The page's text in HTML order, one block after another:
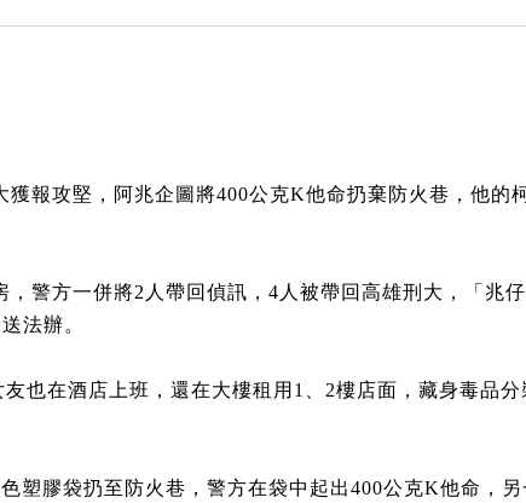
報攻堅，阿兆企圖將400公克K他命扔棄防火巷，他的
警方一併將2人帶回偵訊，4人被帶回高雄刑大，「兆
法辦。
也在酒店上班，還在大樓租用1、2樓店面，藏身毒品
塑膠袋扔至防火巷，警方在袋中起出400公克K他命，